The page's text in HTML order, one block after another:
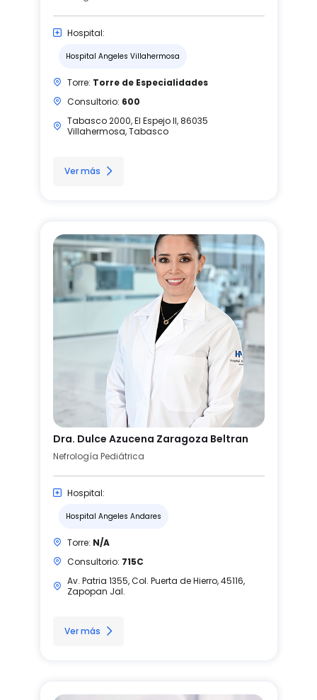
Hospital:
Hospital Angeles Villahermosa
Torre: Torre de Especialidades
Consultorio: 600
Tabasco 2000, El Espejo II, 86035
Villahermosa, Tabasco
Ver más
Dra. Dulce Azucena Zaragoza Beltran
Nefrología Pediátrica
Hospital:
Hospital Angeles Andares
Torre: N/A
Consultorio: 715C
Av. Patria 1355, Col. Puerta de Hierro, 45116,
Zapopan Jal.
Ver más